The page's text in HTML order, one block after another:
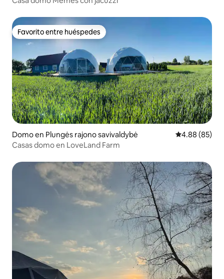
Favorito entre huéspedes
Favorito entre huéspedes
Domo en Plungės rajono savivaldybė Calificación
4.88 (85)
Casas domo en LoveLand Farm